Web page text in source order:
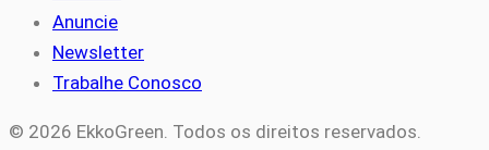
Anuncie
Newsletter
Trabalhe Conosco
© 2026 EkkoGreen. Todos os direitos reservados.